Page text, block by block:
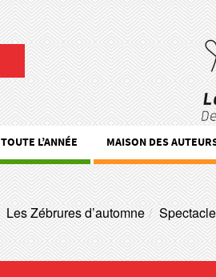
TOUTE L’ANNÉE MAISON DES
Les Zébrures d’automne